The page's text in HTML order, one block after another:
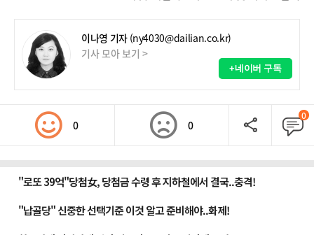
이나영 기자 (ny4030@dailian.co.kr)
기사 모아 보기 >
+네이버 구독
0 0
0